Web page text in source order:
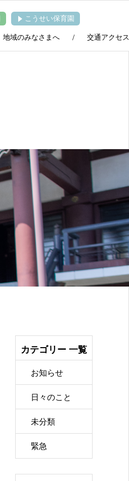
こうせい保育園
地域のみなさまへ 交通アクセス
カテゴリー 一覧
お知らせ
日々のこと
未分類
緊急